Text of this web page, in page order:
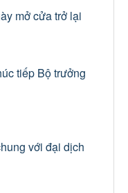
mở cửa trở lại
tiếp Bộ trưởng
với đại dịch